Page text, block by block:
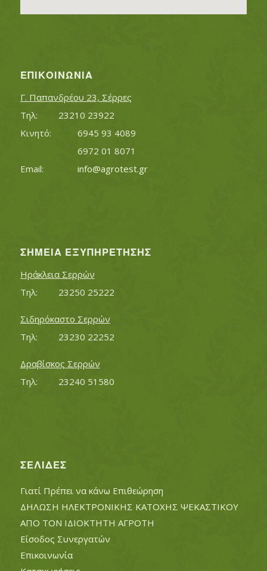
ΕΠΙΚΟΙΝΩΝΊΑ
Γ. Παπανδρέου 23, Σέρρες
Τηλ:		23210 23922
Κινητό:		6945 93 4089
			6972 01 8071
info@agrotest.gr
ΣΗΜΕΊΑ ΕΞΥΠΗΡΈΤΗΣΗΣ
Ηράκλεια Σερρών
Τηλ:		23250 25222
Σιδηρόκαστο Σερρών
Τηλ:		23230 22252
Δραβίσκος Σερρών
Τηλ:		23240 51580
ΣΕΛΊΔΕΣ
Γιατί Πρέπει να κάνω Επιθεώρηση
ΔΗΛΩΣΗ ΗΛΕΚΤΡΟΝΙΚΗΣ ΚΑΤΟΧΗΣ ΨΕΚΑΣΤΙΚΟΥ
ΑΠΟ ΤΟΝ ΙΔΙΟΚΤΗΤΗ ΑΓΡΟΤΗ
Είσοδος Συνεργατών
Επικοινωνία